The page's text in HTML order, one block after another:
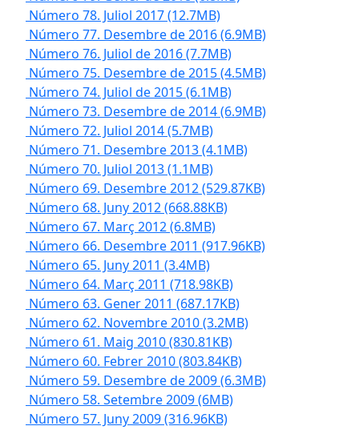
Número 78. Juliol 2017(12.7MB)
Número 77. Desembre de 2016(6.9MB)
Número 76. Juliol de 2016(7.7MB)
Número 75. Desembre de 2015(4.5MB)
Número 74. Juliol de 2015(6.1MB)
Número 73. Desembre de 2014(6.9MB)
Número 72. Juliol 2014(5.7MB)
Número 71. Desembre 2013(4.1MB)
Número 70. Juliol 2013(1.1MB)
Número 69. Desembre 2012(529.87KB)
Número 68. Juny 2012(668.88KB)
Número 67. Març 2012(6.8MB)
Número 66. Desembre 2011 (917.96KB)
Número 65. Juny 2011 (3.4MB)
Número 64. Març 2011 (718.98KB)
Número 63. Gener 2011 (687.17KB)
Número 62. Novembre 2010(3.2MB)
Número 61. Maig 2010(830.81KB)
Número 60. Febrer 2010(803.84KB)
Número 59. Desembre de 2009(6.3MB)
Número 58. Setembre 2009(6MB)
Número 57. Juny 2009(316.96KB)